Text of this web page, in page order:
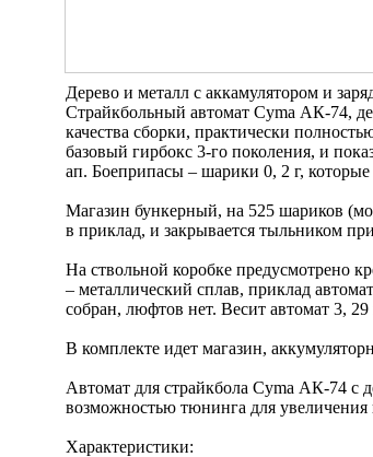
Дерево и металл с аккамулятором и
Страйкбольный автомат Cyma АК-74,
качества сборки, практически
базовый гирбокс 3-го поколения, и
ап. Боеприпасы – шарики 0, 2 г,
Магазин бункерный, на 525 шариков
в приклад, и закрывается тыльником
На ствольной коробке предусмотрено
– металлический сплав, приклад
собран, люфтов нет. Весит автомат 3, 29
В комплекте идет магазин,
Автомат для страйкбола Cyma АК-74 с
возможностью тюнинга для
Характеристики: